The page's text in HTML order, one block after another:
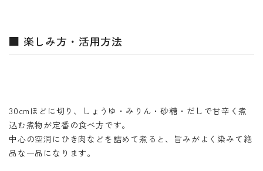
■ 楽しみ方・活用方法
30cmほどに切り、しょうゆ・みりん・砂糖・だしで甘辛く煮
込む煮物が定番の食べ方です。
中心の空洞にひき肉などを詰めて煮ると、旨みがよく染みて絶
品な一品になります。